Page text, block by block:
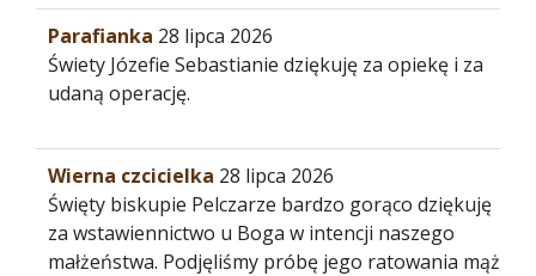
Parafianka 28 lipca 2026
Świety Józefie Sebastianie dziękuję za opiekę i za
udaną operację.
Wierna czcicielka 28 lipca 2026
Święty biskupie Pelczarze bardzo gorąco dziękuję
za wstawiennictwo u Boga w intencji naszego
małżeństwa. Podjęliśmy próbę jego ratowania mąż